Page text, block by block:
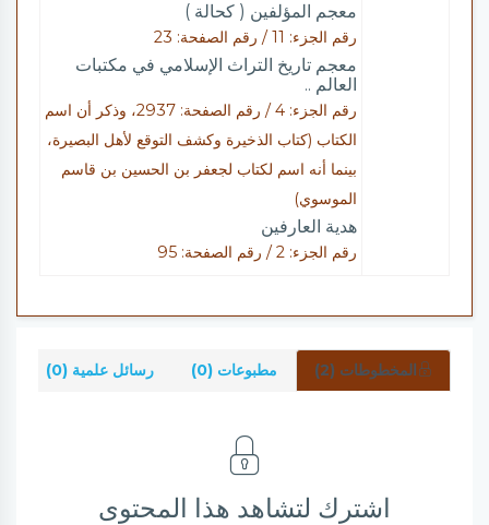
معجم المؤلفين ( كحالة )
رقم الجزء: 11 / رقم الصفحة: 23
معجم تاريخ التراث الإسلامي في مكتبات
العالم ..
رقم الجزء: 4 / رقم الصفحة: 2937، وذكر أن اسم
الكتاب (كتاب الذخيرة وكشف التوقع لأهل البصيرة،
بينما أنه اسم لكتاب لجعفر بن الحسين بن قاسم
الموسوي)
هدية العارفين
رقم الجزء: 2 / رقم الصفحة: 95
المخطوطات (2) مطبوعات (0) رسائل علمية (0)
اشترك لتشاهد هذا المحتوى